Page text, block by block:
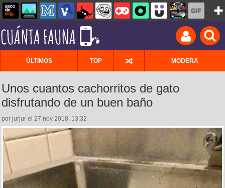
ÚLTIMOS TOP MODERA
Unos cuantos cachorritos de gato
disfrutando de un buen baño
por jurjur el 27 nov 2018, 13:32